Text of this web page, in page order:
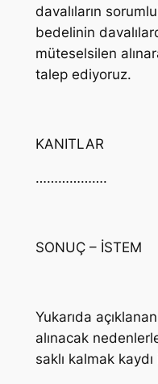
davalıların
bedelinin
müteselsilen
talep ediyoruz.
KANITLAR
……………….
SONUÇ – İSTEM
Yukarıda
alınacak
saklı kalmak kaydı